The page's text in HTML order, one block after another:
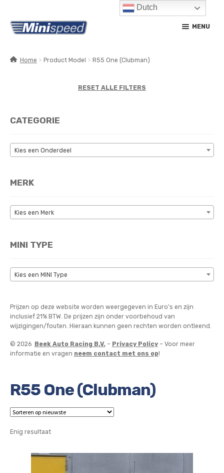
Ga
door
navigatie
Ga
naar
inhoud
MENU
CONTACT
MIJN ACCOUNT
Home Product Model R55 One (Clubman)
R55 One (Clubman)
Enig resultaat
RESET ALLE FILTERS
CATEGORIE
Kies een Onderdeel
MERK
Kies een Merk
MINI TYPE
Kies een MINI Type
Prijzen op deze website worden weergegeven in Euro’s en zijn
inclusief 21% BTW. De prijzen zijn onder voorbehoud van
wijzigingen/fouten. Hieraan kunnen geen rechten worden ontleend.
© 2026 Beek Auto Racing B.V. – Privacy Policy– Voor meer
informatie en vragen neem contact met ons op!
Dutch